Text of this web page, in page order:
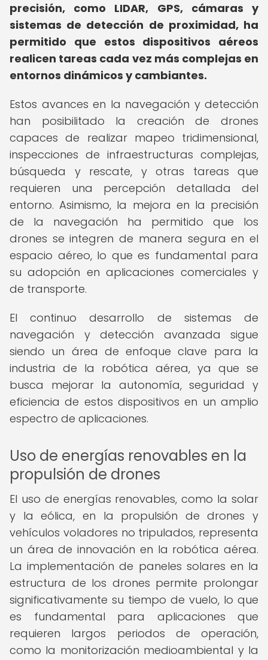
precisión, como LIDAR, GPS, cámaras y
sistemas de detección de proximidad, ha
permitido que estos dispositivos aéreos
realicen tareas cada vez más complejas en
entornos dinámicos y cambiantes.
Estos avances en la navegación y detección
han posibilitado la creación de drones
capaces de realizar mapeo tridimensional,
inspecciones de infraestructuras complejas,
búsqueda y rescate, y otras tareas que
requieren una percepción detallada del
entorno. Asimismo, la mejora en la precisión
de la navegación ha permitido que los
drones se integren de manera segura en el
espacio aéreo, lo que es fundamental para
su adopción en aplicaciones comerciales y
de transporte.
El continuo desarrollo de sistemas de
navegación y detección avanzada sigue
siendo un área de enfoque clave para la
industria de la robótica aérea, ya que se
busca mejorar la autonomía, seguridad y
eficiencia de estos dispositivos en un amplio
espectro de aplicaciones.
Uso de energías renovables en la
propulsión de drones
El uso de energías renovables, como la solar
y la eólica, en la propulsión de drones y
vehículos voladores no tripulados, representa
un área de innovación en la robótica aérea.
La implementación de paneles solares en la
estructura de los drones permite prolongar
significativamente su tiempo de vuelo, lo que
es fundamental para aplicaciones que
requieren largos periodos de operación,
como la monitorización medioambiental y la